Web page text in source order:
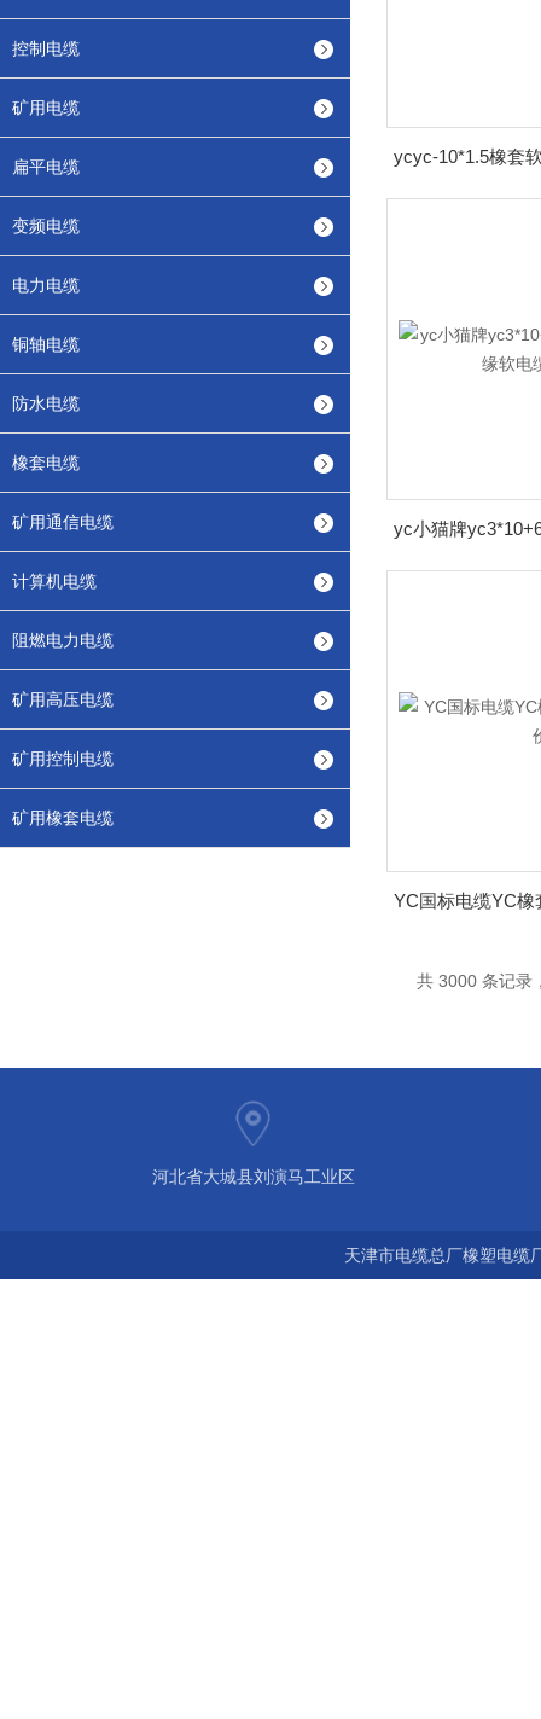
控制电缆
矿用电缆
扁平电缆
变频电缆
电力电缆
铜轴电缆
防水电缆
橡套电缆
矿用通信电缆
计算机电缆
阻燃电力电缆
矿用高压电缆
矿用控制电缆
矿用橡套电缆
共 3000 条记
河北省大城县刘演马工业区
天津市电缆总厂橡塑电